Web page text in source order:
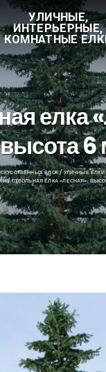
УЛИЧНЫЕ,
ИНТЕРЬЕРНЫЕ,
КОМНАТНЫЕ
елка
высота 6
ЕЛОК/УЛИЧНЫЕ ЕЛКИ
/ СТВОЛЬНАЯ ЕЛКА «ЛЕСНАЯ»,